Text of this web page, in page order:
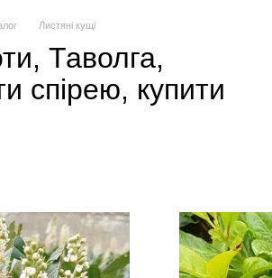
Листяні кущі
Таволга,
спірею, купити